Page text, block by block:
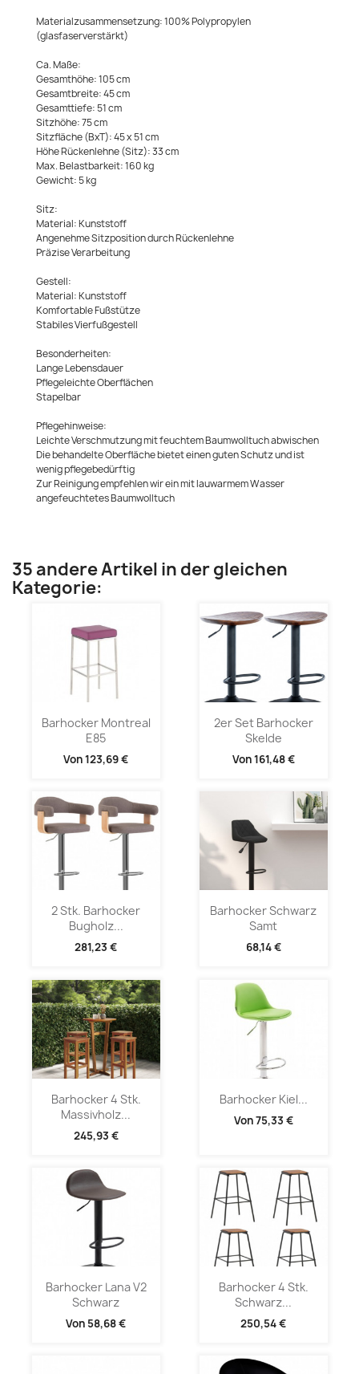
Materialzusammensetzung: 100% Polypropylen
(glasfaserverstärkt)
Ca. Maße:
Gesamthöhe: 105 cm
Gesamtbreite: 45 cm
Gesamttiefe: 51 cm
Sitzhöhe: 75 cm
Sitzfläche (BxT): 45 x 51 cm
Höhe Rückenlehne (Sitz): 33 cm
Max. Belastbarkeit: 160 kg
Gewicht: 5 kg
Sitz:
Material: Kunststoff
Angenehme Sitzposition durch Rückenlehne
Präzise Verarbeitung
Gestell:
Material: Kunststoff
Komfortable Fußstütze
Stabiles Vierfußgestell
Besonderheiten:
Lange Lebensdauer
Pflegeleichte Oberflächen
Stapelbar
Pflegehinweise:
Leichte Verschmutzung mit feuchtem Baumwolltuch abwischen
Die behandelte Oberfläche bietet einen guten Schutz und ist
wenig pflegebedürftig
Zur Reinigung empfehlen wir ein mit lauwarmem Wasser
angefeuchtetes Baumwolltuch
35 andere Artikel in der gleichen
Kategorie:
Barhocker Montreal
E85
Von123,69 €
2er Set Barhocker
Skelde
Von161,48 €
2 Stk. Barhocker
Bugholz...
281,23 €
Barhocker Schwarz
Samt
68,14 €
Barhocker 4 Stk.
Massivholz...
245,93 €
Barhocker Kiel...
Von75,33 €
Barhocker Lana V2
Schwarz
Von 58,68 €
Barhocker 4 Stk.
Schwarz...
250,54 €